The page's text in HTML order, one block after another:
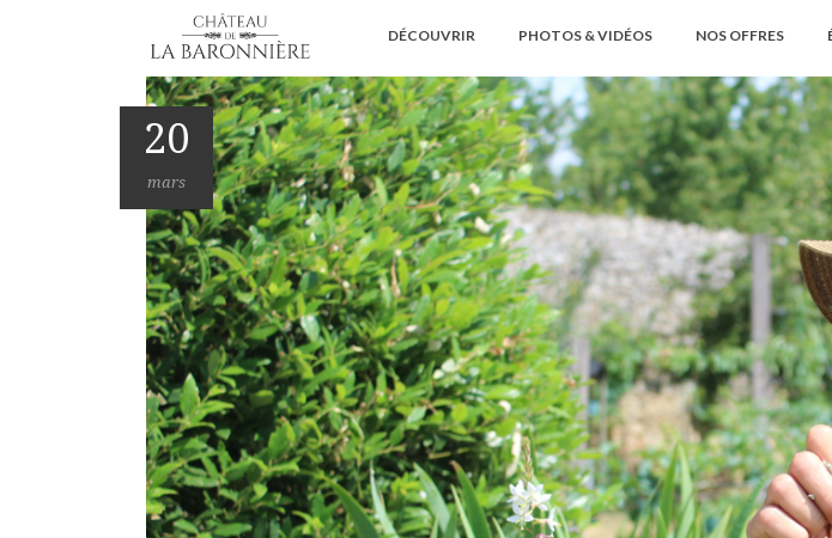
DÉCOUVRIR PHOTOS & VIDÉOS NOS OFFRES
20
mars